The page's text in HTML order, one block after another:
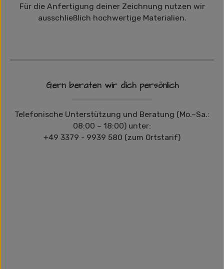
Für die Anfertigung deiner Zeichnung nutzen wir
ausschließlich hochwertige Materialien.
Gern beraten wir dich persönlich
Telefonische Unterstützung und Beratung (Mo.–Sa.:
08:00 – 18:00) unter:
+49 3379 - 9939 580 (zum Ortstarif)